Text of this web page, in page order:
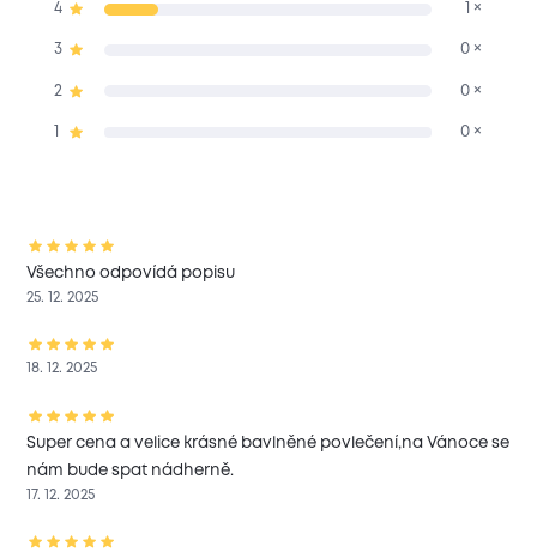
4 1 ×
3 0 ×
2 0 ×
0 ×
Všechno odpovídá popisu
25. 12. 2025
18. 12. 2025
Super cena a velice krásné bavlněné povlečení,na Vánoce se
nám bude spat nádherně.
17. 12. 2025